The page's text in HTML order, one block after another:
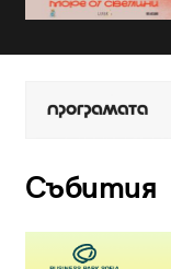
Събития